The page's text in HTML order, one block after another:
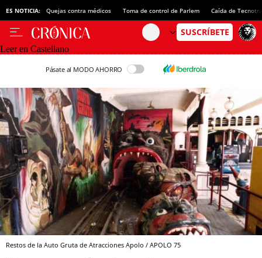
ES NOTICIA: Quejas contra médicos Toma de control de Parlem Caída de
Leer en Castellano
Pásate al MODO AHORRO
Restos de la Auto Gruta de Atracciones Apolo / APOLO 75